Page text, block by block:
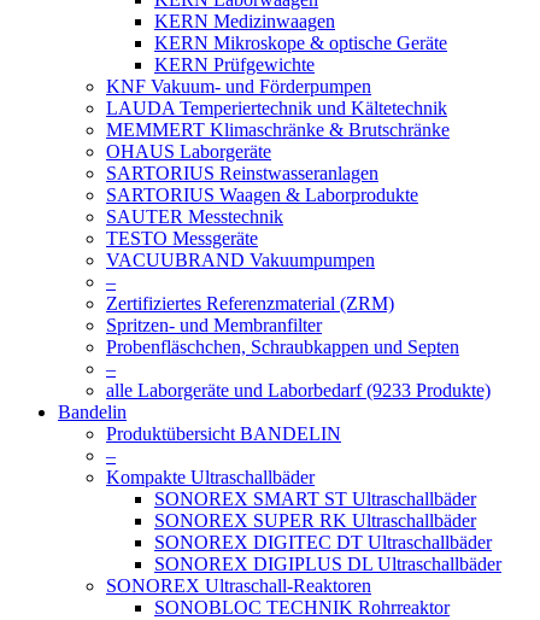
KERN Medizinwaagen
KERN Mikroskope & optische Geräte
KERN Prüfgewichte
KNF Vakuum- und Förderpumpen
LAUDA Temperiertechnik und Kältetechnik
MEMMERT Klimaschränke & Brutschränke
OHAUS Laborgeräte
SARTORIUS Reinstwasseranlagen
SARTORIUS Waagen & Laborprodukte
SAUTER Messtechnik
TESTO Messgeräte
VACUUBRAND Vakuumpumpen
–
Zertifiziertes Referenzmaterial (ZRM)
Spritzen- und Membranfilter
Probenfläschchen, Schraubkappen und Septen
–
alle Laborgeräte und Laborbedarf (9233 Produkte)
Bandelin
Produktübersicht BANDELIN
–
Kompakte Ultraschallbäder
SONOREX SMART ST Ultraschallbäder
SONOREX SUPER RK Ultraschallbäder
SONOREX DIGITEC DT Ultraschallbäder
SONOREX DIGIPLUS DL Ultraschallbäder
SONOREX Ultraschall-Reaktoren
SONOBLOC TECHNIK Rohrreaktor